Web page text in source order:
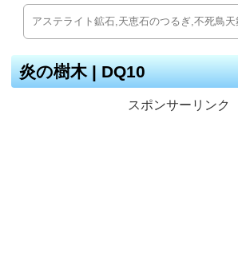
炎の樹木 | DQ10
スポンサーリンク